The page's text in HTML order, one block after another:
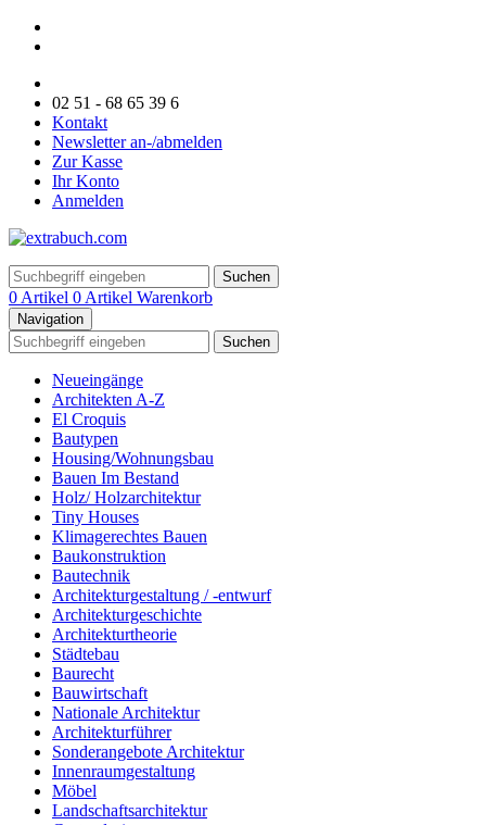
02 51 - 68 65 39 6
Kontakt
Newsletter an-/abmelden
Zur Kasse
Ihr Konto
Anmelden
Suchen
0 Artikel 0 Artikel Warenkorb
Navigation
Suchen
Neueingänge
Architekten A-Z
El Croquis
Bautypen
Housing/Wohnungsbau
Bauen Im Bestand
Holz/ Holzarchitektur
Tiny Houses
Klimagerechtes Bauen
Baukonstruktion
Bautechnik
Architekturgestaltung / -entwurf
Architekturgeschichte
Architekturtheorie
Städtebau
Baurecht
Bauwirtschaft
Nationale Architektur
Architekturführer
Sonderangebote Architektur
Innenraumgestaltung
Möbel
Landschaftsarchitektur